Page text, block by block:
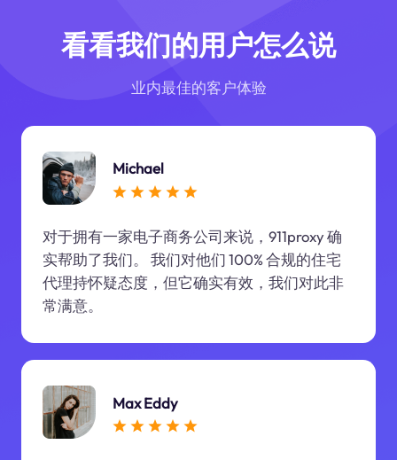
看看我们的用户怎么说
业内最佳的客户体验
Michael
对于拥有一家电子商务公司来说，911proxy 确
实帮助了我们。 我们对他们 100% 合规的住宅
代理持怀疑态度，但它确实有效，我们对此非
常满意。
Max Eddy